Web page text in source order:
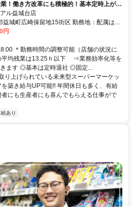
！働き方改革にも積極的！基本定時上が
ル益城台店
最寄りの店舗又は希望エリアを優先し配
または全国勤務いずれか希望を選択でき
円
＊勤務時間の調整可能（店舗の状況に
平均残業は13.25ｈ以下 ⇒業務効率化等を
ます ◎基本は定時退社 ◎固定...
り上げられている未来型スーパーマーケッ
を築き給与UP可能!! 年間休日も多く、有給
にも生産者にも喜んでもらえる仕事がで
給あり